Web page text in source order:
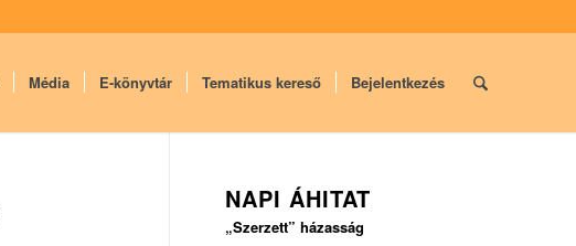
Média E-könyvtár Tematikus kereső Bejelentkezés
NAPI ÁHITAT
„Szerzett” házasság